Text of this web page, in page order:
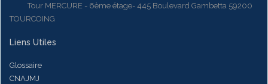
Tour MERCURE - 6ème étage- 445 Boulevard Gambetta 59200
TOURCOING
Liens Utiles
Glossaire
CNAJMJ